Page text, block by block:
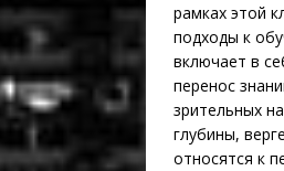
рамках этой
подходы к
включает в
перенос
зрительных
глубины,
относятся к